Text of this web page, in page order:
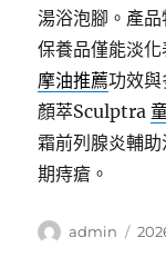
湯浴泡腳。產
保養品僅能淡
摩油推薦功效
顏萃Sculptra
霜前列腺炎輔助
期痔瘡。
作
admin
發